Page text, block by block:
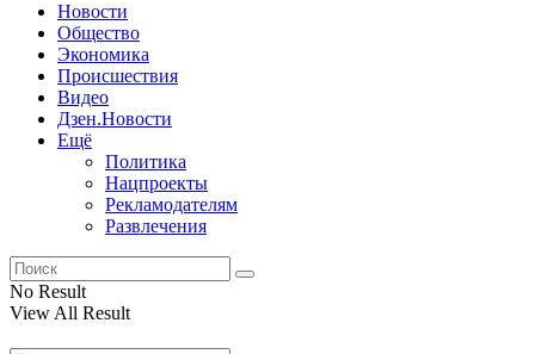
Новости
Общество
Экономика
Происшествия
Видео
Дзен.Новости
Ещё
Политика
Нацпроекты
Рекламодателям
Развлечения
No Result
View All Result